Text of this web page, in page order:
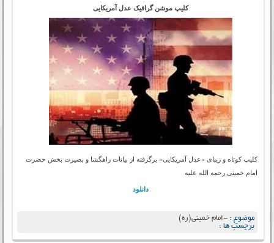
کلیپ موشن گرافیک عدل آمریکایی
کلیپ کوتاه و زیبای «عدل آمریکایی» برگرفته از بیانات راهگشا و بصیرت بخش حضرت
امام خمینی رحمه الله علیه
دانلود
موضوع :-امام خمینی(ره)
برچسب ها :